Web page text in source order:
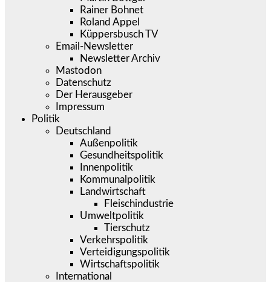
Rainer Bohnet
Roland Appel
Küppersbusch TV
Email-Newsletter
Newsletter Archiv
Mastodon
Datenschutz
Der Herausgeber
Impressum
Politik
Deutschland
Außenpolitik
Gesundheitspolitik
Innenpolitik
Kommunalpolitik
Landwirtschaft
Fleischindustrie
Umweltpolitik
Tierschutz
Verkehrspolitik
Verteidigungspolitik
Wirtschaftspolitik
International